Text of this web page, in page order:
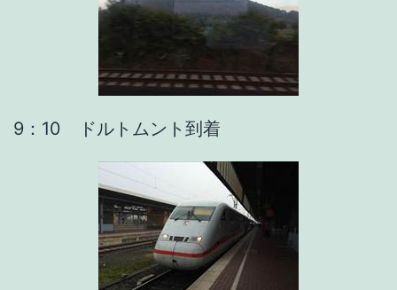
9：10 ドルトムント到着